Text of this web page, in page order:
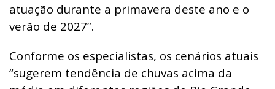
atuação durante a primavera deste ano e o
verão de 2027”.
Conforme os especialistas, os cenários atuais
“sugerem tendência de chuvas acima da